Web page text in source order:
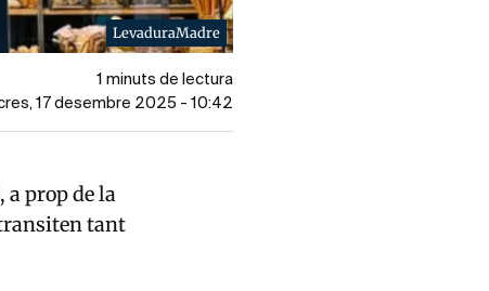
LevaduraMadre
1 minuts de lectura
17 desembre 2025 - 10:42
, a prop de la
tant